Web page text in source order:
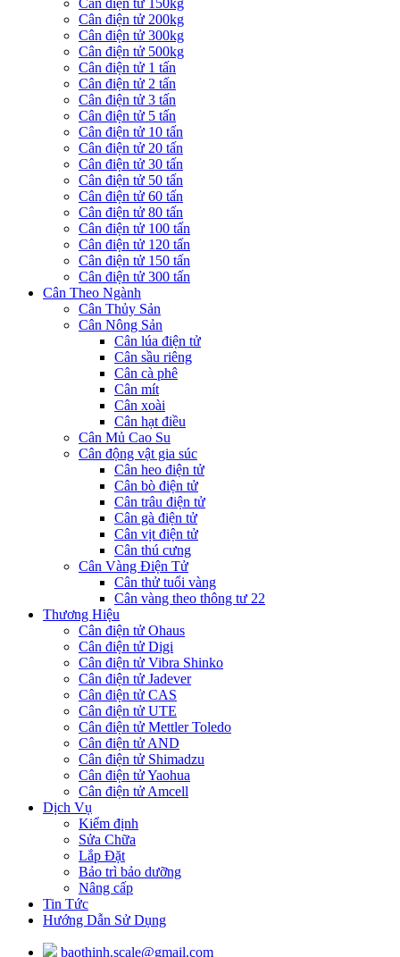
Cân điện tử 150kg
Cân điện tử 200kg
Cân điện tử 300kg
Cân điện tử 500kg
Cân điện tử 1 tấn
Cân điện tử 2 tấn
Cân điện tử 3 tấn
Cân điện tử 5 tấn
Cân điện tử 10 tấn
Cân điện tử 20 tấn
Cân điện tử 30 tấn
Cân điện tử 50 tấn
Cân điện tử 60 tấn
Cân điện tử 80 tấn
Cân điện tử 100 tấn
Cân điện tử 120 tấn
Cân điện tử 150 tấn
Cân điện tử 300 tấn
Cân Theo Ngành
Cân Thủy Sản
Cân Nông Sản
Cân lúa điện tử
Cân sầu riêng
Cân cà phê
Cân mít
Cân xoài
Cân hạt điều
Cân Mủ Cao Su
Cân động vật gia súc
Cân heo điện tử
Cân bò điện tử
Cân trâu điện tử
Cân gà điện tử
Cân vịt điện tử
Cân thú cưng
Cân Vàng Điện Tử
Cân thử tuổi vàng
Cân vàng theo thông tư 22
Thương Hiệu
Cân điện tử Ohaus
Cân điện tử Digi
Cân điện tử Vibra Shinko
Cân điện tử Jadever
Cân điện tử CAS
Cân điện tử UTE
Cân điện tử Mettler Toledo
Cân điện tử AND
Cân điện tử Shimadzu
Cân điện tử Yaohua
Cân điện tử Amcell
Dịch Vụ
Kiểm định
Sửa Chữa
Lắp Đặt
Bảo trì bảo dưỡng
Nâng cấp
Tin Tức
Hướng Dẫn Sử Dụng
baothinh.scale@gmail.com